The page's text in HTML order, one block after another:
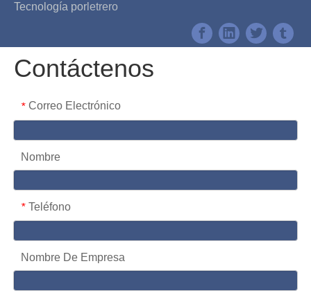
Tecnología por letrero
Contáctenos
* Correo Electrónico
Nombre
* Teléfono
Nombre De Empresa